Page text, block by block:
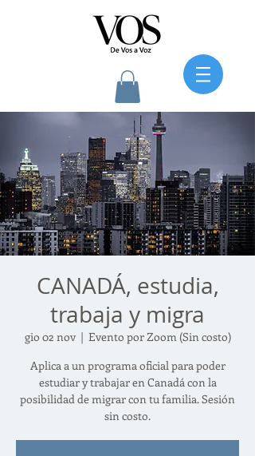
CANADÁ, estudia,
trabaja y migra
gio 02 nov
  |
Evento por Zoom (Sin costo)
Aplica a un programa oficial para poder
estudiar y trabajar en Canadá con la
posibilidad de migrar con tu familia. Sesión
sin costo.